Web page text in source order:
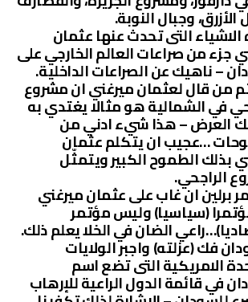
الأزرق، وجبال النوبة.
التى تحدث عنها عثمان
جزء من صراعات العالم الخارجي على
– ناهيك عن الصراعات الداخلية.
من قال لعثمان ميرغني ان مشروع
في الشمالية هو مثالا يغتدي به
العرض – هذا شيء ادني من
…عجيب ان يتكلم عثمان
بذلك الطموح الكبير ويتمثّل
الراجحي.
برلين ان غاب على عثمان ميرغني
(سياسيا) وليس مؤتمر
الضان في الخلا يعلم ذلك.
فك (عزلته) واجبر الولايات
الامريكية التى تضع اسم
في قائمة الدول الراعية للإرهاب